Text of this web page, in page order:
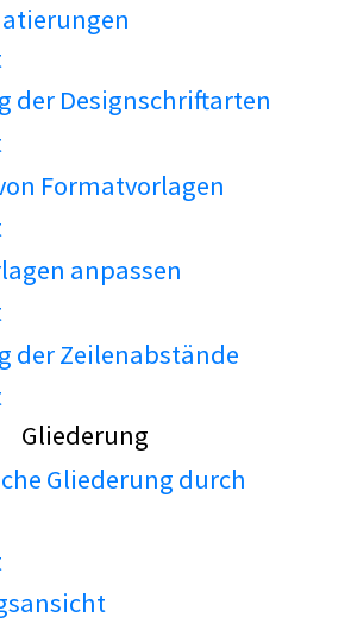
der Designschriftarten
Formatvorlagen
anpassen
der Zeilenabstände
Gliederung
Gliederung durch